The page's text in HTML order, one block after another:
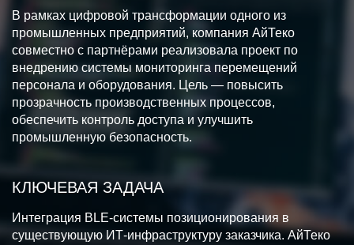
В рамках цифровой трансформации одного из
промышленных предприятий, компания АйТеко
совместно с партнёрами реализовала проект по
внедрению системы мониторинга перемещений
персонала и оборудования. Цель — повысить
прозрачность производственных процессов,
обеспечить контроль доступа и улучшить
промышленную безопасность.
КЛЮЧЕВАЯ ЗАДАЧА
Интеграция BLE-системы позиционирования в
существующую ИТ-инфраструктуру заказчика. АйТеко